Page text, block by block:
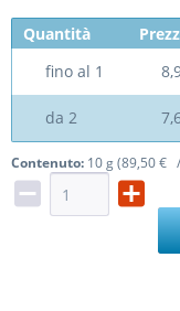
Quantità
fino al 1
da 2
Contenuto: 10 g (89,50 €